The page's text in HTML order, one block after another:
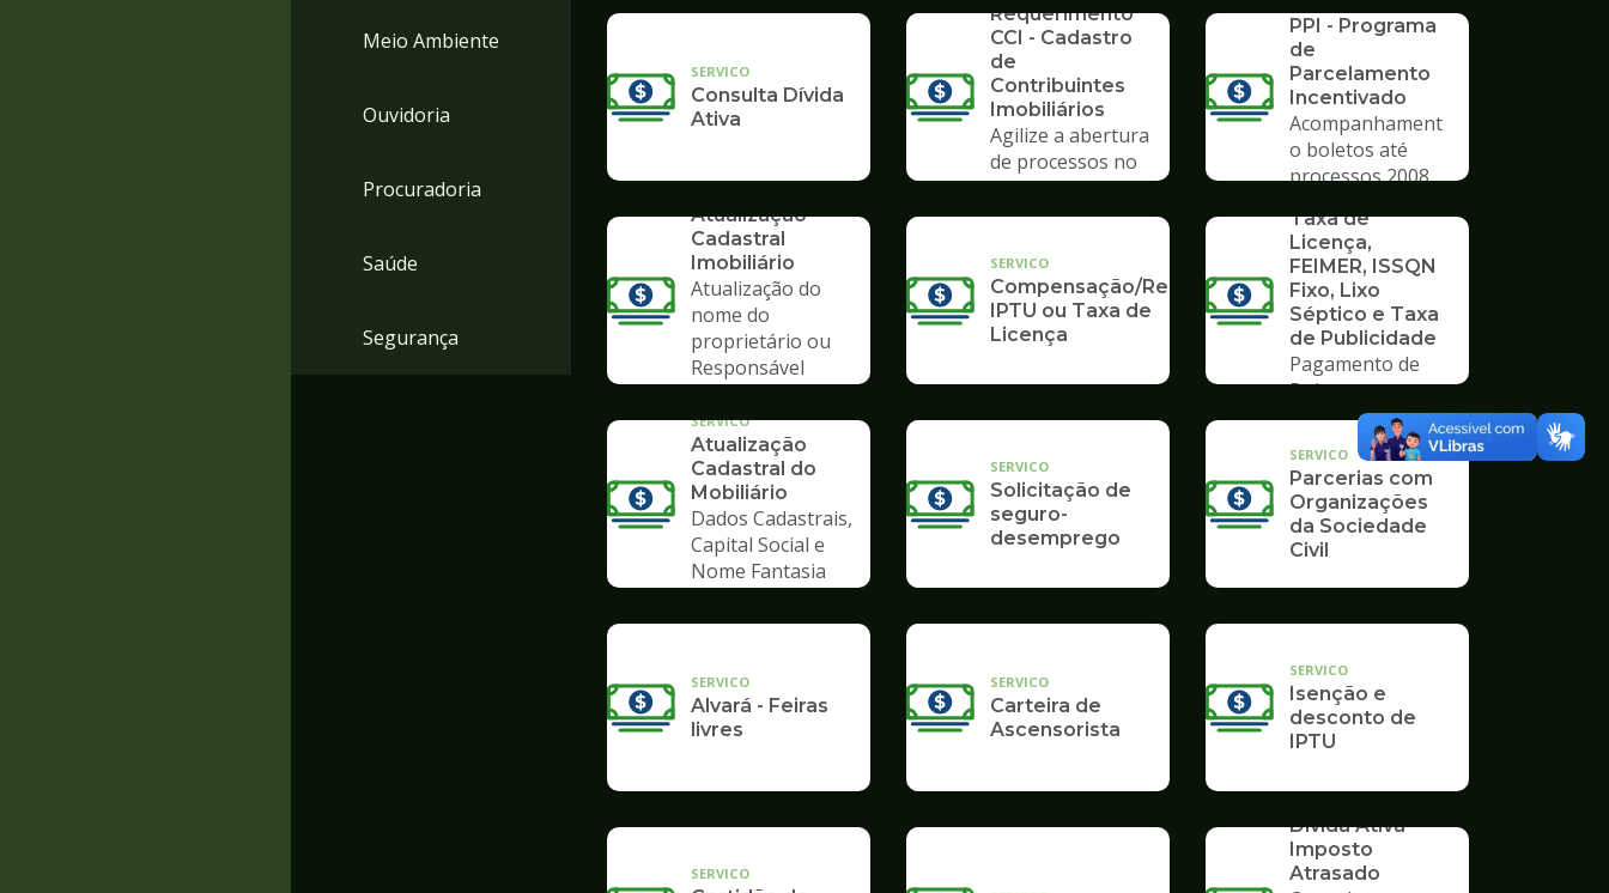
Meio Ambiente
Ouvidoria
Procuradoria
Saúde
Segurança
SERVICO
Consulta Dívida
Ativa
Requerimento
CCI - Cadastro
de
Contribuintes
Imobiliários
Agilize a abertura
de processos no
Poupatempo
PPI - Programa
de
Parcelamento
Incentivado
Acompanhament
o boletos até
processos 2008
Atualização
Cadastral
Imobiliário
Atualização do
nome do
proprietário ou
Responsável
SERVICO
Compensação/Restituição
IPTU ou Taxa de
Licença
Taxa de
Licença,
FEIMER, ISSQN
Fixo, Lixo
Séptico e Taxa
de Publicidade
Pagamento de
Boleto
SERVICO
Atualização
Cadastral do
Mobiliário
Dados Cadastrais,
Capital Social e
Nome Fantasia
SERVICO
Solicitação de
seguro-
desemprego
SERVICO
Parcerias com
Organizações
da Sociedade
Civil
SERVICO
Alvará - Feiras
livres
SERVICO
Carteira de
Ascensorista
SERVICO
Isenção e
desconto de
IPTU
SERVICO
Dívida Ativa -
Imposto
Atrasado